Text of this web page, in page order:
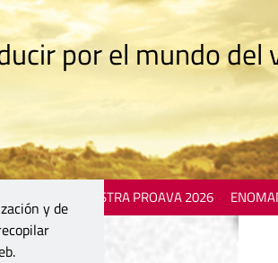
por el mundo del
MOSTRA PROAVA 2026
y de